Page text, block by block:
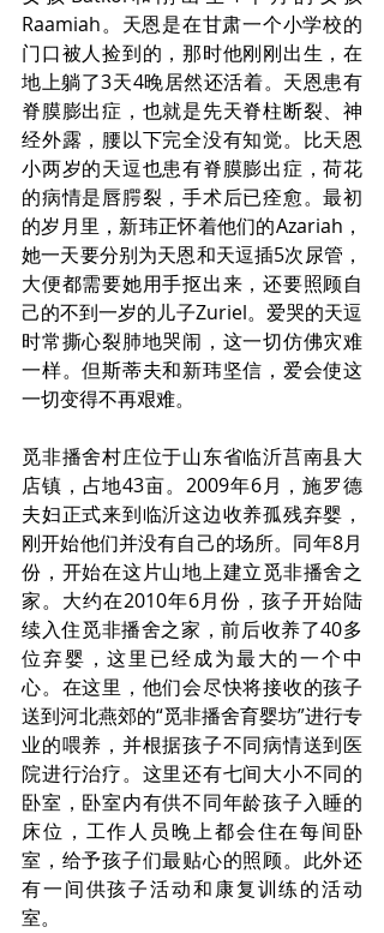
Raamiah。天恩是在甘肃一个小学校的
门口被人捡到的，那时他刚刚出生，在
地上躺了3天4晚居然还活着。天恩患有
脊膜膨出症，也就是先天脊柱断裂、神
经外露，腰以下完全没有知觉。比天恩
小两岁的天逗也患有脊膜膨出症，荷花
的病情是唇腭裂，手术后已痊愈。最初
的岁月里，新玮正怀着他们的Azariah，
她一天要分别为天恩和天逗插5次尿管，
大便都需要她用手抠出来，还要照顾自
己的不到一岁的儿子Zuriel。爱哭的天逗
时常撕心裂肺地哭闹，这一切仿佛灾难
一样。但斯蒂夫和新玮坚信，爱会使这
一切变得不再艰难。
觅非播舍村庄位于山东省临沂莒南县大
店镇，占地43亩。2009年6月，施罗德
夫妇正式来到临沂这边收养孤残弃婴，
刚开始他们并没有自己的场所。同年8月
份，开始在这片山地上建立觅非播舍之
家。大约在2010年6月份，孩子开始陆
续入住觅非播舍之家，前后收养了40多
位弃婴，这里已经成为最大的一个中
心。在这里，他们会尽快将接收的孩子
送到河北燕郊的“觅非播舍育婴坊”进行专
业的喂养，并根据孩子不同病情送到医
院进行治疗。这里还有七间大小不同的
卧室，卧室内有供不同年龄孩子入睡的
床位，工作人员晚上都会住在每间卧
室，给予孩子们最贴心的照顾。此外还
有一间供孩子活动和康复训练的活动
室。